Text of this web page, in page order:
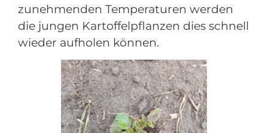
zunehmenden Temperaturen werden
die jungen Kartoffelpflanzen dies schnell
wieder aufholen können.